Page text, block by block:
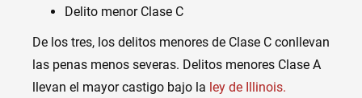
Delito menor Clase C
De los tres, los delitos menores de Clase C conllevan
las penas menos severas. Delitos menores Clase A
llevan el mayor castigo bajo la ley de Illinois.